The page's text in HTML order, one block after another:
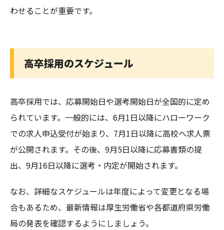
わせることが重要です。
高卒採用のスケジュール
高卒採用では、応募開始日や選考開始日が全国的に定め
られています。一般的には、6月1日以降にハローワーク
での求人申込受付が始まり、7月1日以降に高校へ求人票
が公開されます。その後、9月5日以降に応募書類の提
出、9月16日以降に選考・内定が開始されます。
なお、詳細なスケジュールは年度によって変更となる場
合もあるため、最新情報は厚生労働省や各都道府県労働
局の発表を確認するようにしましょう。